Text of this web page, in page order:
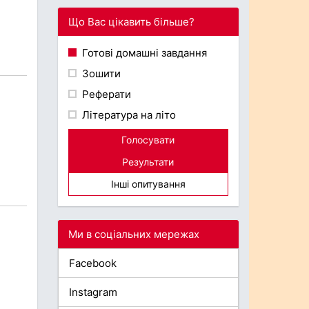
Що Вас цікавить більше?
Готові домашні завдання
Зошити
Реферати
Література на літо
Голосувати
Результати
Інші опитування
Ми в соціальних мережах
Facebook
Instagram